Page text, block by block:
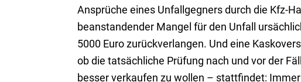
Ansprüche eines Unfallgegners durch die Kfz-
beanstandender Mangel für den Unfall
5000 Euro zurückverlangen. Und eine
ob die tatsächliche Prüfung nach und vor der
besser verkaufen zu wollen – stattfindet: